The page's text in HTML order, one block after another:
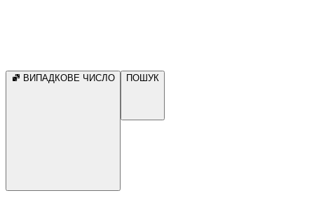
ВИПАДКОВЕ ЧИСЛО ПОШУК